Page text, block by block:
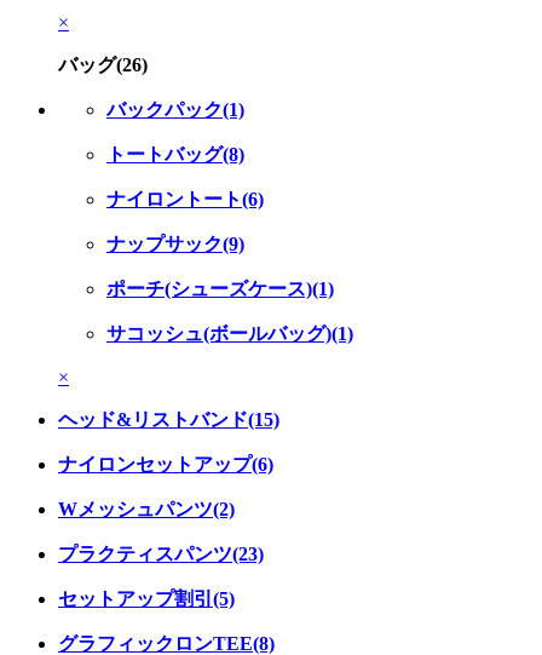
×
バッグ(26)
バックパック(1)
トートバッグ(8)
ナイロントート(6)
ナップサック(9)
ポーチ(シューズケース)(1)
サコッシュ(ボールバッグ)(1)
×
ヘッド&リストバンド(15)
ナイロンセットアップ(6)
Wメッシュパンツ(2)
プラクティスパンツ(23)
セットアップ割引(5)
グラフィックロンTEE(8)